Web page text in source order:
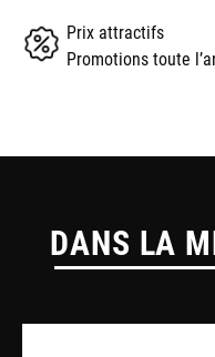
Prix attractifs
Promotions toute
DANS LA